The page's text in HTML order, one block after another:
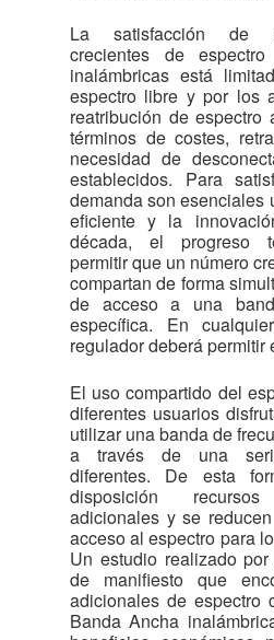
La satisfacción de
crecientes de
inalámbricas está
espectro libre y por los
reatribución de espectro
términos de costes,
necesidad de
establecidos. Para
demanda son esenciales
eficiente y la
década, el progreso
permitir que un número
compartan de forma
de acceso a una
específica. En
regulador deberá permitir
El uso compartido del
diferentes usuarios
utilizar una banda de
a través de una
diferentes. De esta
disposición
adicionales y se
acceso al espectro para
Un estudio realizado
de manifiesto que
adicionales de espectro
Banda Ancha